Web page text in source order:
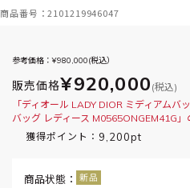
商品番号：2101219946047
参考価格：¥980,000(税込）
販売価格¥920,000 (税込)
「ディオール LADY DIOR ミディアム
バッグ レディース M0565ONGEM41G」
獲得ポイント： 9,200pt
商品状態：